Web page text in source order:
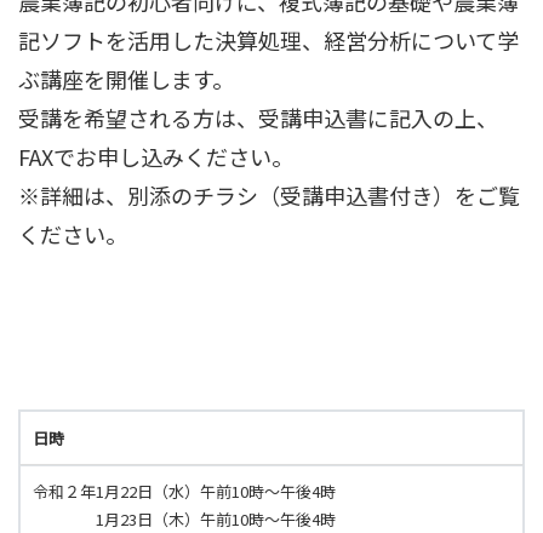
記ソフトを活用した決算処理、経営分析について学
ぶ講座を開催します。
受講を希望される方は、受講申込書に記入の上、
FAXでお申し込みください。
※詳細は、別添のチラシ（受講申込書付き）をご覧
ください。
日時
令和２年1月22日（水）午前10時～午後4時
1月23日（木）午前10時～午後4時